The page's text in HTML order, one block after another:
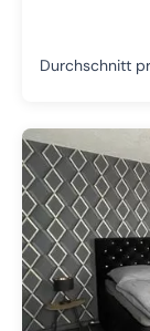
Durchschnitt